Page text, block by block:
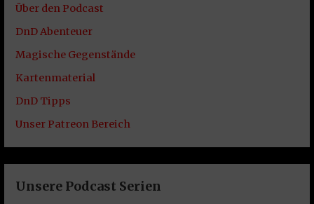
Über den Podcast
DnD Abenteuer
Magische Gegenstände
Kartenmaterial
DnD Tipps
Unser Patreon Bereich
Unsere Podcast Serien